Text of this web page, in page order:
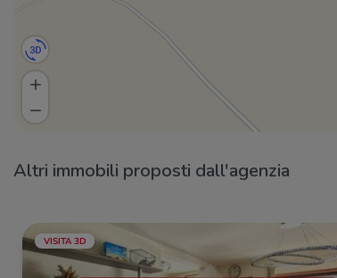
Altri immobili proposti dall'agenzia
VISITA 3D